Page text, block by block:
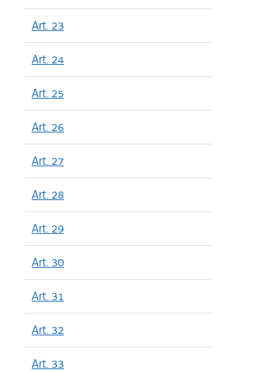
Art. 23
Art. 24
Art. 25
Art. 26
Art. 27
Art. 28
Art. 29
Art. 30
Art. 31
Art. 32
Art. 33